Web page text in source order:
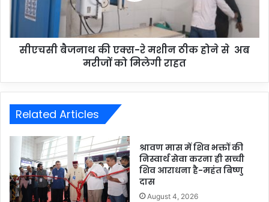
सीएचसी बैजनाथ की एक्स-रे मशीन ठीक होने से अब
मरीजों को मिलेगी राहत
Related Articles
श्रावण मास में शिव भक्तों की
निस्वार्थ सेवा करना ही सच्ची
शिव आराधना है-महंत बिष्णु
दास
August 4, 2026